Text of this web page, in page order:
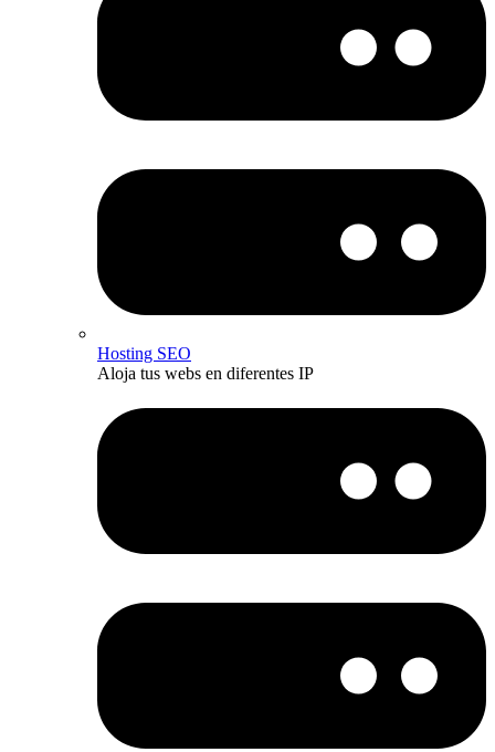
Hosting SEO
Aloja tus webs en diferentes IP